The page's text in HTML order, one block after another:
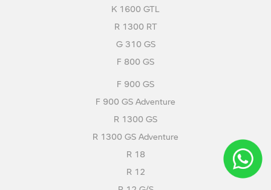
K 1600 GTL
R 1300 RT
G 310 GS
F 800 GS
F 900 GS
F 900 GS Adventure
R 1300 GS
R 1300 GS Adventure
R 18
R 12